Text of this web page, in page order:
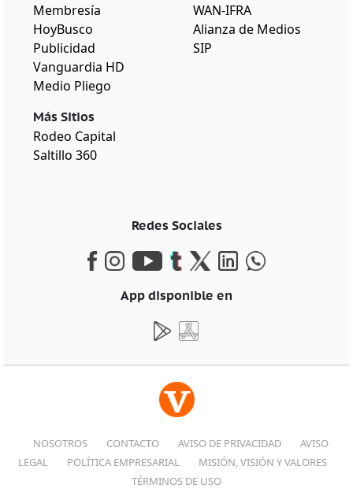
Membresía
HoyBusco
Publicidad
Vanguardia HD
Medio Pliego
Más Sitios
Rodeo Capital
Saltillo 360
WAN-IFRA
Alianza de Medios
SIP
Redes Sociales
App disponible en
NOSOTROS CONTACTO AVISO DE PRIVACIDAD
AVISO
LEGAL
POLÍTICA EMPRESARIAL
MISIÓN, VISIÓN Y VALORES
TÉRMINOS DE USO